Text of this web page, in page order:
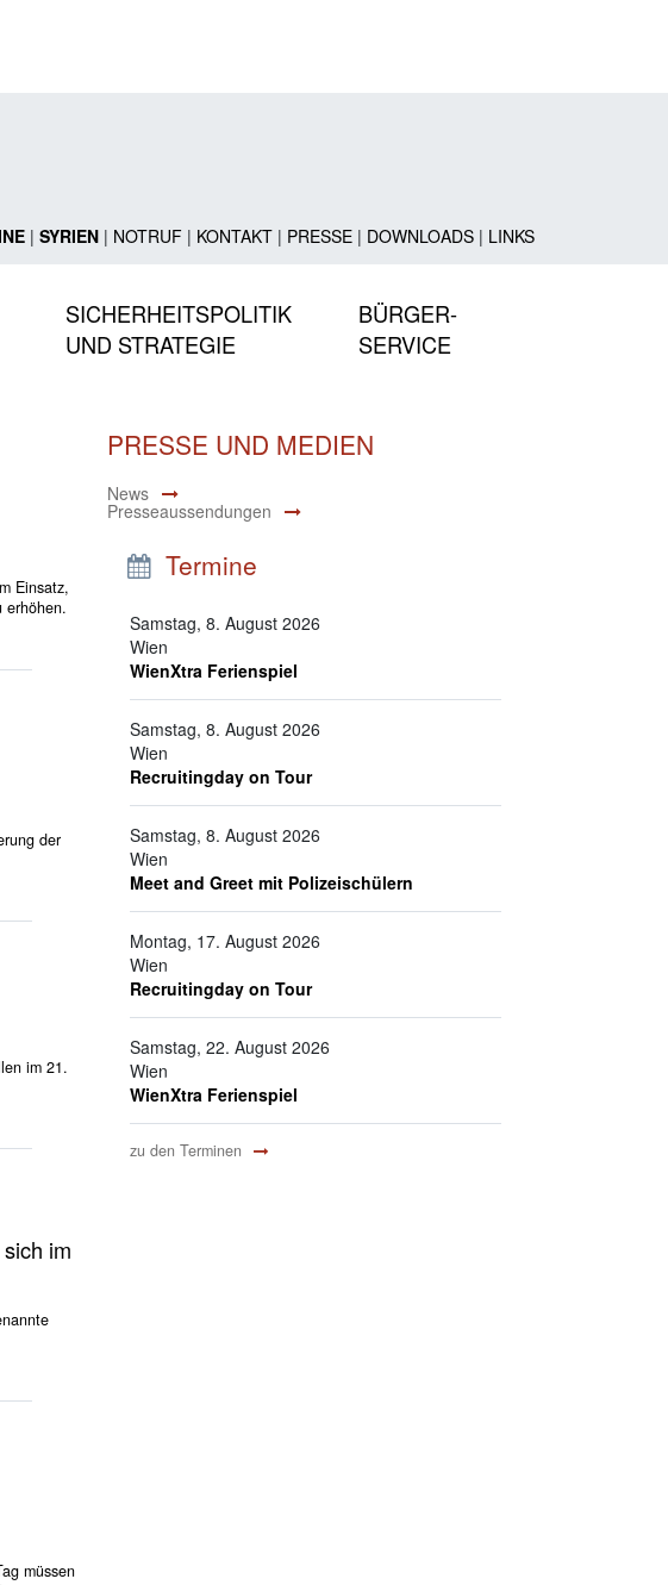
| SYRIEN| NOTRUF| KONTAKT| PRESSE| DOWNLOADS| LINKS
SICHERHEITSPOLITIK
UND STRATEGIE
BÜRGER-
SERVICE
Einsatz,
erhöhen.
der
im 21.
im
müssen
PRESSE UND MEDIEN
News
Presseaussendungen
Termine
Samstag, 8. August 2026
Wien
WienXtra Ferienspiel
Samstag, 8. August 2026
Wien
Recruitingday on Tour
Samstag, 8. August 2026
Wien
Meet and Greet mit Polizeischülern
Montag, 17. August 2026
Wien
Recruitingday on Tour
Samstag, 22. August 2026
Wien
WienXtra Ferienspiel
zu den Terminen